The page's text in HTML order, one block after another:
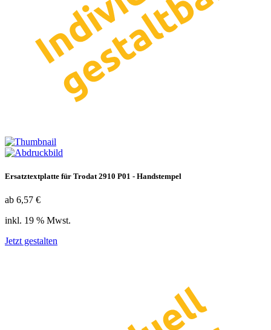
Ersatztextplatte für Trodat 2910 P01 - Handstempel
ab 6,57 €
inkl. 19 % Mwst.
Jetzt gestalten